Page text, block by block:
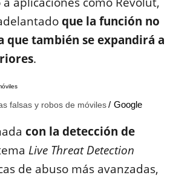
que la función no
también se expandirá a
.
falsas y robos de móviles Google
con la detección de
Live Threat Detection
de abuso más avanzadas,